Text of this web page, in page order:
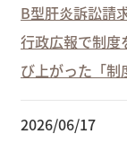
B型肝炎訴訟請
行政広報で制度
び上がった「
2026/06/17